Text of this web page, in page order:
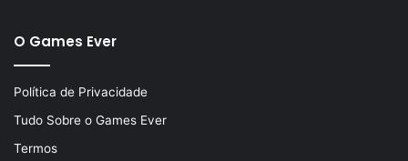
O Games Ever
Política de Privacidade
Tudo Sobre o Games Ever
Termos